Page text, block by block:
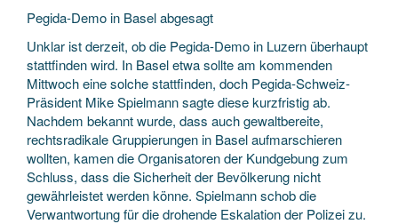
Pegida-Demo in Basel abgesagt
Unklar ist derzeit, ob die Pegida-Demo in Luzern überhaupt
stattfinden wird. In Basel etwa sollte am kommenden
Mittwoch eine solche stattfinden, doch Pegida-Schweiz-
Präsident Mike Spielmann sagte diese kurzfristig ab.
Nachdem bekannt wurde, dass auch gewaltbereite,
rechtsradikale Gruppierungen in Basel aufmarschieren
wollten, kamen die Organisatoren der Kundgebung zum
Schluss, dass die Sicherheit der Bevölkerung nicht
gewährleistet werden könne. Spielmann schob die
Verwantwortung für die drohende Eskalation der Polizei zu.